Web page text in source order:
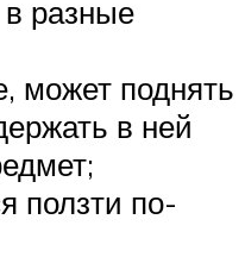
в разные
может поднять
в ней
ползти по-